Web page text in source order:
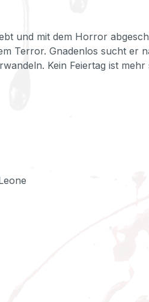
und mit dem Horror
Terror. Gnadenlos sucht
Kein Feiertag ist